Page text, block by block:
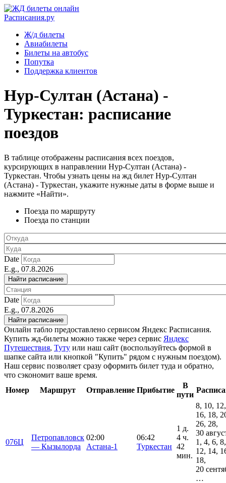
Расписания.ру
Ж/д билеты
Авиабилеты
Билеты на автобус
Попутка
Поддержка клиентов
Нур-Султан (Астана) -
Туркестан: расписание
поездов
В таблице отображены расписания всех поездов,
курсирующих в направлении Нур-Султан (Астана) -
Туркестан. Чтобы узнать цены на жд билет Нур-Султан
(Астана) - Туркестан, укажите нужные даты в форме выше и
нажмите «Найти».
Поезда по маршруту
Поезда по станции
Date
E.g., 07.8.2026
Date
E.g., 07.8.2026
Онлайн табло предоставлено сервисом Яндекс Расписания.
Купить жд-билеты можно также через сервис Яндекс
Путешествия, Туту или наш сайт (воспользуйтесь формой в
шапке сайта или кнопкой "Купить" рядом с нужным поездом).
Наш сервис позволяет сразу оформить билет туда и обратно,
что сэкономит ваше время.
Номер
Маршрут Отправление Прибытие
В
пути
076Ц
Петропавловск
— Кызылорда
02:00
Астана-1
06:42
Туркестан
1 д.
4 ч.
42
мин.
8, 10,
16, 18,
26, 28,
30
1, 4, 6,
12, 14,
18,
20
…